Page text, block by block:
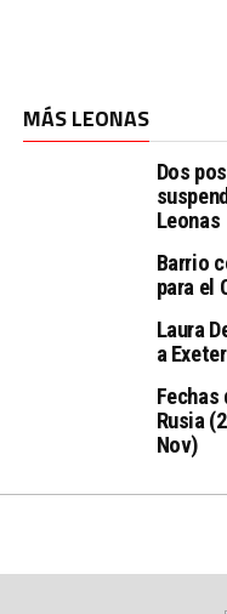
MÁS LEONAS
Dos
Leonas
Barrio
para el
Laura
a
Fechas
Rusia
Nov)